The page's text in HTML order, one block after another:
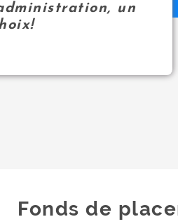
un
Fonds de